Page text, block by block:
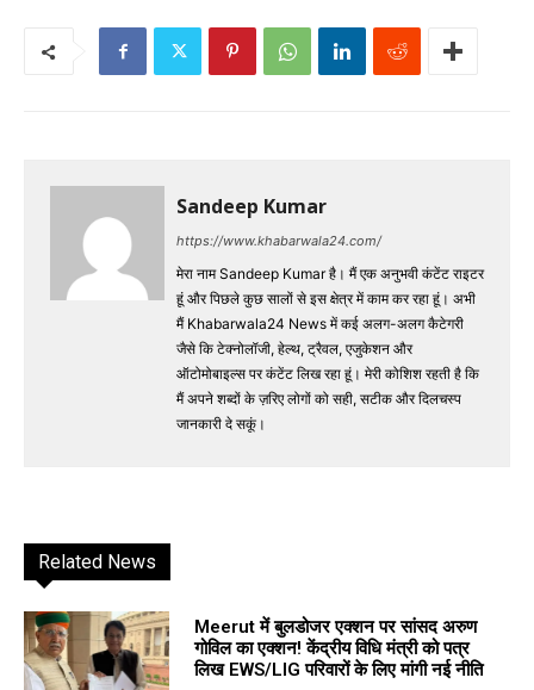
Sandeep Kumar
https://www.khabarwala24.com/
मेरा नाम Sandeep Kumar है। मैं एक अनुभवी कंटेंट राइटर
हूं और पिछले कुछ सालों से इस क्षेत्र में काम कर रहा हूं। अभी
मैं Khabarwala24 News में कई अलग-अलग कैटेगरी
जैसे कि टेक्नोलॉजी, हेल्थ, ट्रैवल, एजुकेशन और
ऑटोमोबाइल्स पर कंटेंट लिख रहा हूं। मेरी कोशिश रहती है कि
मैं अपने शब्दों के ज़रिए लोगों को सही, सटीक और दिलचस्प
जानकारी दे सकूं।
Related News
Meerut में बुलडोजर एक्शन पर सांसद अरुण
गोविल का एक्शन! केंद्रीय विधि मंत्री को पत्र
लिख EWS/LIG परिवारों के लिए मांगी नई नीति